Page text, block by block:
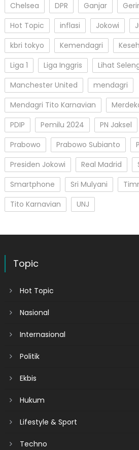
Chelsea
DPR Ganjar
Hot Topic
inflasi Jokowi
kbri tokyo
Kemendagri
Liga 1
Liga Inggris Lihat
Manchester United
mendagri
Mendagri Tito Karnavian
PDIP
Pemilu 2024 PN Jaksel
Prabowo
Prabowo Subianto
Presiden Jokowi
Real Madrid
Smartphone
Sri Mulyani
Tito Karnavian
UNJ
Topic
Hot Topic
Nasional
Internasional
Politik
Ekbis
Hukum
Lifestyle & Sport
Techno